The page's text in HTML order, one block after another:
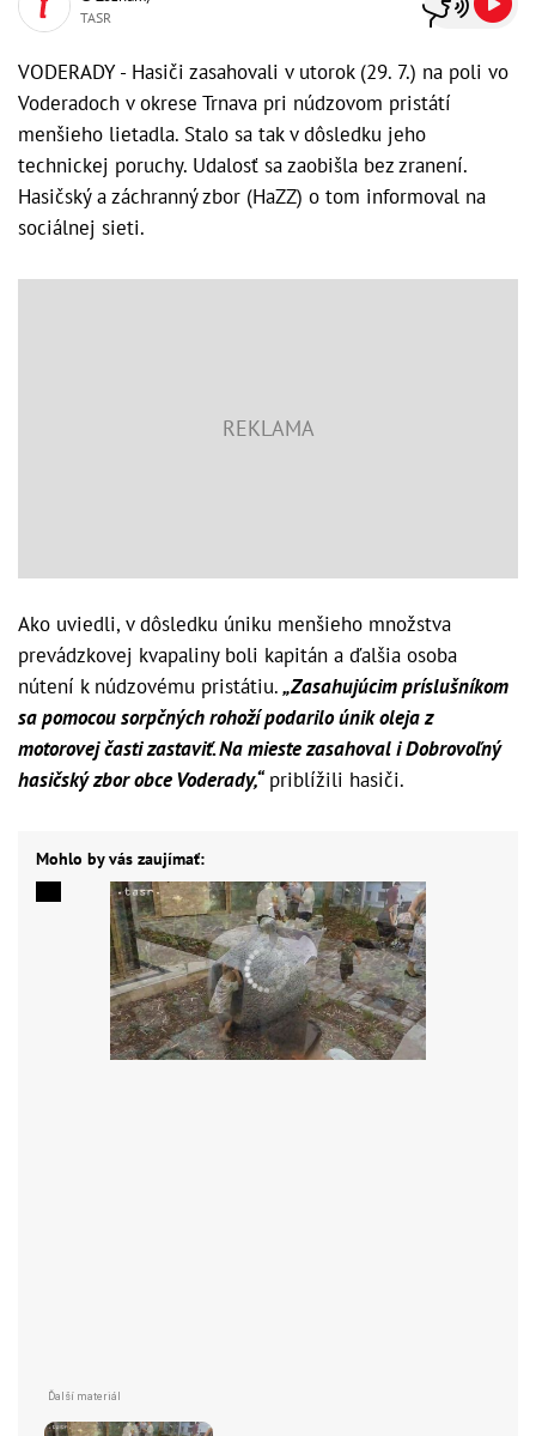
TASR
VODERADY - Hasiči zasahovali v utorok (29. 7.) na poli vo
Voderadoch v okrese Trnava pri núdzovom pristátí
menšieho lietadla. Stalo sa tak v dôsledku jeho
technickej poruchy. Udalosť sa zaobišla bez zranení.
Hasičský a záchranný zbor (HaZZ) o tom informoval na
sociálnej sieti.
Ako uviedli, v dôsledku úniku menšieho množstva
prevádzkovej kvapaliny boli kapitán a ďalšia osoba
nútení k núdzovému pristátiu.„Zasahujúcim príslušníkom
sa pomocou sorpčných rohoží podarilo únik oleja z
motorovej časti zastaviť. Na mieste zasahoval i Dobrovoľný
hasičský zbor obce Voderady,“priblížili hasiči.
Mohlo by vás zaujímať: